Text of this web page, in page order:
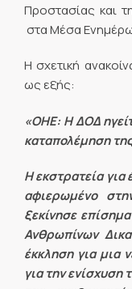
Προστασίας και
στα Μέσα
Η σχετική
ως εξής:
«ΟΗΕ: Η ΔΟΔ
καταπολέμηση
Η εκστρατεία για
αφιερωμένο
ξεκίνησε
Ανθρωπίνων
έκκληση για
για την